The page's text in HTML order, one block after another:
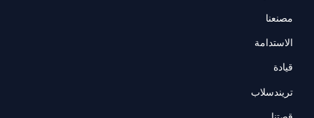
مصنعنا
الاستدامة
قيادة
تريندسلاب